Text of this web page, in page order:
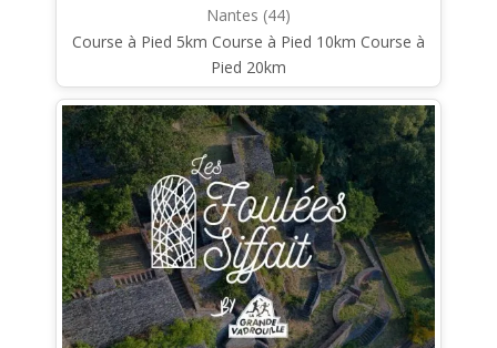
Nantes (44)
Course à Pied 5km Course à Pied 10km Course à
Pied 20km